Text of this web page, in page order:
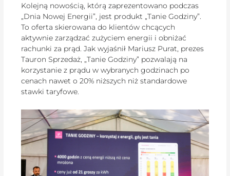
Kolejną nowością, którą zaprezentowano podczas
„Dnia Nowej Energii”, jest produkt „Tanie Godziny”.
To oferta skierowana do klientów chcących
aktywnie zarządzać zużyciem energii i obniżać
rachunki za prąd. Jak wyjaśnił Mariusz Purat, prezes
Tauron Sprzedaż, „Tanie Godziny” pozwalają na
korzystanie z prądu w wybranych godzinach po
cenach nawet o 20% niższych niż standardowe
stawki taryfowe.